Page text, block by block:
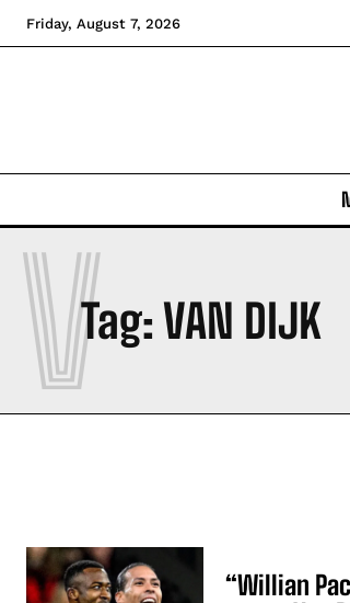
Friday, August 7, 2026
Tag: VAN DIJK
V
“Willian